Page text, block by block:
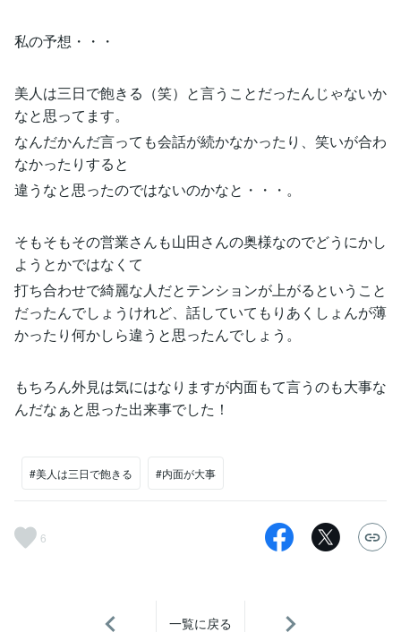
私の予想・・・
美人は三日で飽きる（笑）と言うことだったんじゃないか
なと思ってます。
なんだかんだ言っても会話が続かなかったり、笑いが合わ
なかったりすると
違うなと思ったのではないのかなと・・・。
そもそもその営業さんも山田さんの奥様なのでどうにかし
ようとかではなくて
打ち合わせで綺麗な人だとテンションが上がるということ
だったんでしょうけれど、話していてもりあくしょんが薄
かったり何かしら違うと思ったんでしょう。
もちろん外見は気にはなりますが内面もて言うのも大事な
んだなぁと思った出来事でした！
#美人は三日で飽きる #内面が大事
6
一覧に戻る